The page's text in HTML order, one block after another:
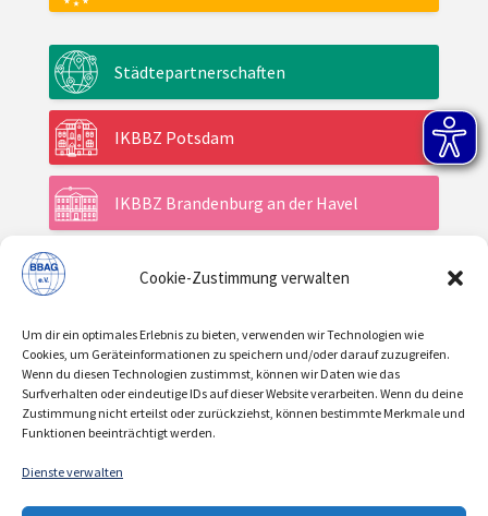
Cookie-Zustimmung verwalten
Um dir ein optimales Erlebnis zu bieten, verwenden wir Technologien wie
Cookies, um Geräteinformationen zu speichern und/oder darauf zuzugreifen.
Wenn du diesen Technologien zustimmst, können wir Daten wie das
Surfverhalten oder eindeutige IDs auf dieser Website verarbeiten. Wenn du deine
Zustimmung nicht erteilst oder zurückziehst, können bestimmte Merkmale und
Funktionen beeinträchtigt werden.
Dienste verwalten
Städtepartnerschaften
IKBBZ Potsdam
IKBBZ Brandenburg an der Havel
Veranstaltungen
Über uns / Verein